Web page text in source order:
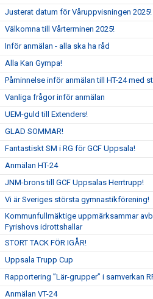
Justerat datum för Våruppvisningen 2025!
Välkomna till Vårterminen 2025!
Inför anmälan - alla ska ha råd
Alla Kan Gympa!
Påminnelse inför anmälan till HT-24 med
Vanliga frågor inför anmälan
UEM-guld till Extenders!
GLAD SOMMAR!
Fantastiskt SM i RG för GCF Uppsala!
Anmälan HT-24
JNM-brons till GCF Uppsalas Herrtrupp!
Vi är Sveriges största gymnastikförening!
Kommunfullmäktige uppmärksammar
Fyrishovs idrottshallar
STORT TACK FÖR IGÅR!
Uppsala Trupp Cup
Rapportering ”Lär-grupper” i samverkan
Anmälan VT-24